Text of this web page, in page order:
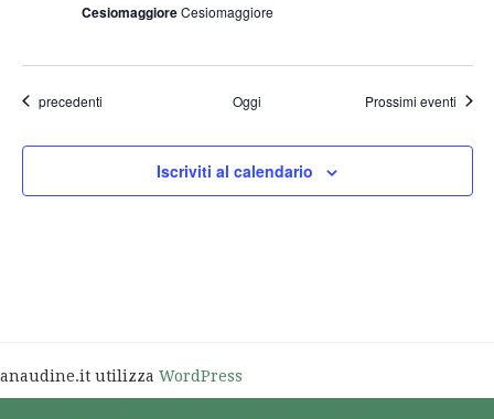
CesiomaggioreCesiomaggiore
Eventi
precedenti Oggi Prossimi eventi
Iscriviti al calendario
anaudine.it utilizza WordPress